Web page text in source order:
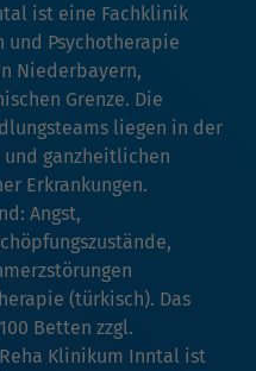
ist eine Fachklinik
und Psychotherapie
Niederbayern,
Grenze. Die
liegen in der
ganzheitlichen
Erkrankungen.
Angst,
(türkisch). Das
Betten zzgl.
Klinikum Inntal ist